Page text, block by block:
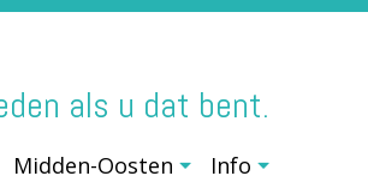
als u dat bent.
Midden-Oosten Info